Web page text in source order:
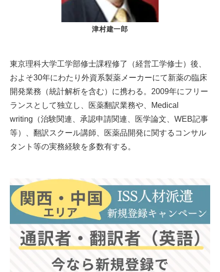
津村建一郎
東京理科大学工学部修士課程修了（経営工学修士）後、
およそ30年にわたり外資系製薬メーカーにて新薬の臨床
開発業務（統計解析を含む）に携わる。2009年にフリー
ランスとして独立し、医薬翻訳業務や、Medical
writing（治験関連、承認申請関連、医学論文、WEB記事
等）、翻訳スクール講師、医薬品開発に関するコンサル
タント等の実務経験を多数有する。